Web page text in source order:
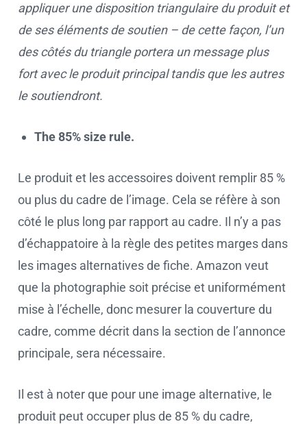
appliquer une disposition triangulaire du produit et
de ses éléments de soutien – de cette façon, l’un
des côtés du triangle portera un message plus
fort avec le produit principal tandis que les autres
le soutiendront.
The 85% size rule.
Le produit et les accessoires doivent remplir 85 %
ou plus du cadre de l’image. Cela se réfère à son
côté le plus long par rapport au cadre. Il n’y a pas
d’échappatoire à la règle des petites marges dans
les images alternatives de fiche. Amazon veut
que la photographie soit précise et uniformément
mise à l’échelle, donc mesurer la couverture du
cadre, comme décrit dans la section de l’annonce
principale, sera nécessaire.
Il est à noter que pour une image alternative, le
produit peut occuper plus de 85 % du cadre,